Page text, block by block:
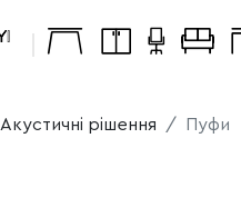
Акустичні рішення Пуфи